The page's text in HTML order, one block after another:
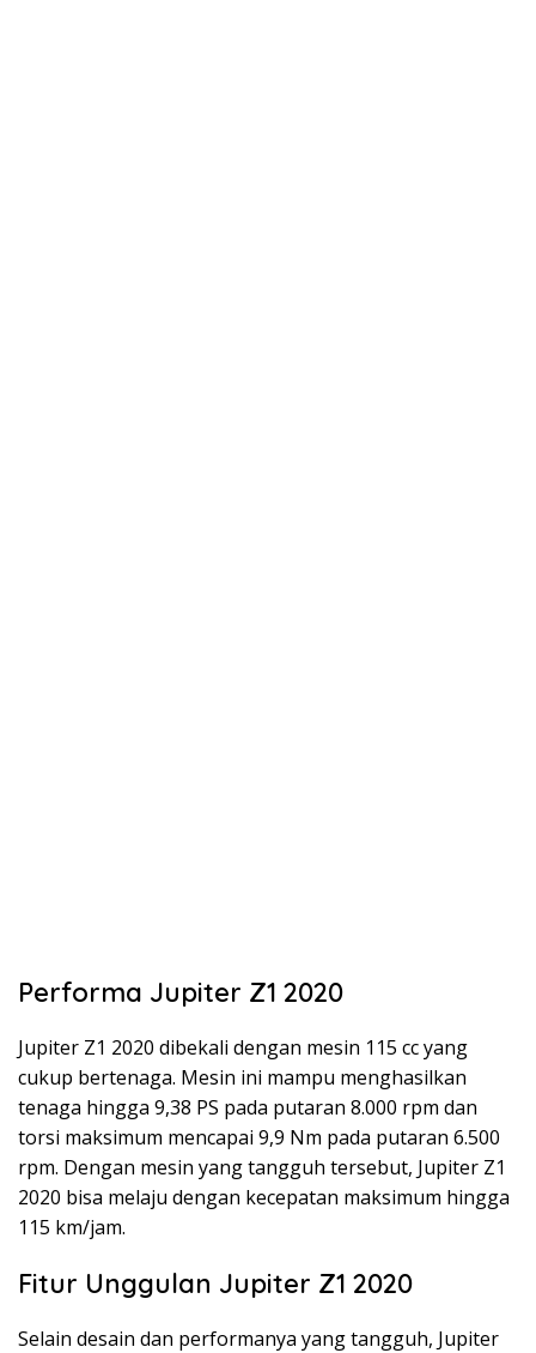
Performa Jupiter Z1 2020
Jupiter Z1 2020 dibekali dengan mesin 115 cc yang
cukup bertenaga. Mesin ini mampu menghasilkan
tenaga hingga 9,38 PS pada putaran 8.000 rpm dan
torsi maksimum mencapai 9,9 Nm pada putaran 6.500
rpm. Dengan mesin yang tangguh tersebut, Jupiter Z1
2020 bisa melaju dengan kecepatan maksimum hingga
115 km/jam.
Fitur Unggulan Jupiter Z1 2020
Selain desain dan performanya yang tangguh, Jupiter